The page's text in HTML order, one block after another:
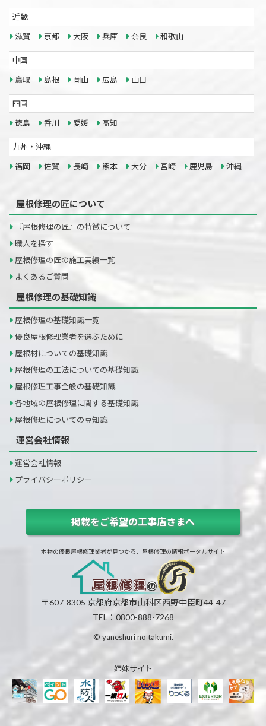
近畿
滋賀 京都 大阪 兵庫 奈良 和歌山
中国
鳥取 島根 岡山 広島 山口
四国
徳島 香川 愛媛 高知
九州・沖縄
福岡 佐賀 長崎 熊本 大分 宮崎 鹿児島 沖縄
屋根修理の匠について
『屋根修理の匠』の特徴について
職人を探す
屋根修理の匠の施工実績一覧
よくあるご質問
屋根修理の基礎知識
屋根修理の基礎知識一覧
優良屋根修理業者を選ぶために
屋根材についての基礎知識
屋根修理の工法についての基礎知識
屋根修理工事全般の基礎知識
各地域の屋根修理に関する基礎知識
屋根修理についての豆知識
運営会社情報
運営会社情報
プライバシーポリシー
掲載をご希望の工事店さまへ
本物の優良屋根修理業者が見つかる、屋根修理の情報ポータルサイト
〒607-8305 京都府京都市山科区西野中臣町44-47
TEL：0800-888-7268
© yaneshuri no takumi.
姉妹サイト